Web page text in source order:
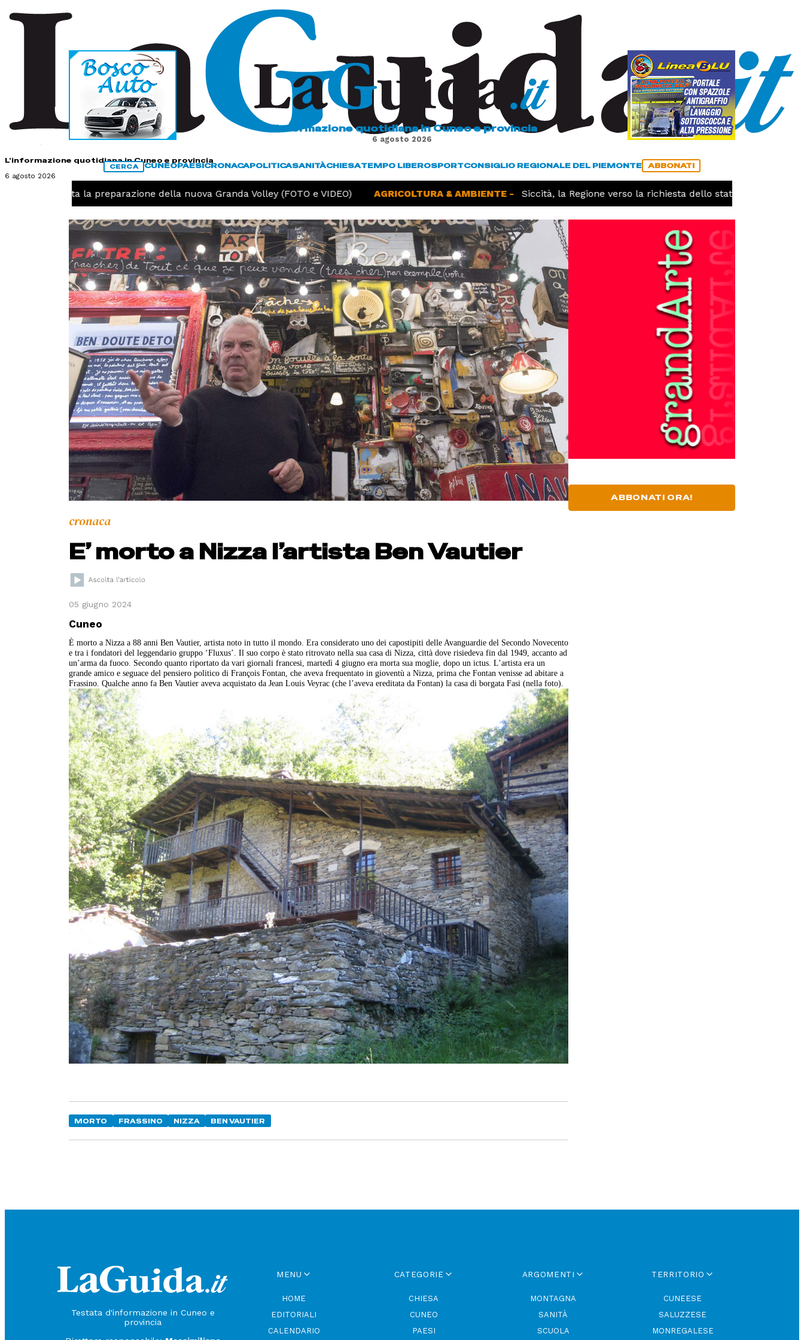
L'informazione quotidiana in Cuneo e provincia
6 agosto 2026
L'informazione quotidiana in Cuneo e provincia
6 agosto 2026
CERCA CUNEOPAESICRONACAPOLITICASANITÀCHIESATEMPO LIBEROSPORTCONSIGLIO REGIONALE DEL PIEMONTE ABBONATI
iniziata la preparazione della nuova Granda Volley (FOTO e VIDEO) AGRICOLTURA & AMBIENTE - Siccità, la Regione verso la richiesta dello stato di calamità
cronaca
E’ morto a Nizza l’artista Ben Vautier
05 giugno 2024
Cuneo
È morto a Nizza a 88 anni Ben Vautier, artista noto in tutto il mondo. Era considerato uno dei capostipiti delle Avanguardie del Secondo Novecento
e tra i fondatori del leggendario gruppo ‘Fluxus’. Il suo corpo è stato ritrovato nella sua casa di Nizza, città dove risiedeva fin dal 1949, accanto ad
un’arma da fuoco. Secondo quanto riportato da vari giornali francesi, martedì 4 giugno era morta sua moglie, dopo un ictus. L’artista era un
grande amico e seguace del pensiero politico di François Fontan, che aveva frequentato in gioventù a Nizza, prima che Fontan venisse ad abitare a
Frassino. Qualche anno fa Ben Vautier aveva acquistato da Jean Louis Veyrac (che l’aveva ereditata da Fontan) la casa di borgata Fasi (nella foto).
MORTO FRASSINO NIZZA BEN VAUTIER
ABBONATI ORA!
Testata d'informazione in Cuneo e
provincia
MENU
HOME
EDITORIALI
CALENDARIO
CATEGORIE
CHIESA
CUNEO
PAESI
ARGOMENTI
MONTAGNA
SANITÀ
SCUOLA
TERRITORIO
CUNEESE
SALUZZESE
MONREGALESE